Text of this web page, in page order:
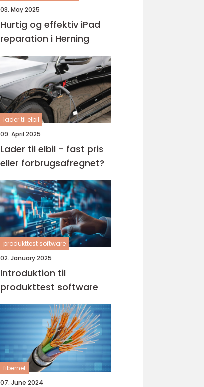
03. May 2025
Hurtig og effektiv iPad
reparation i Herning
lader til elbil
09. April 2025
Lader til elbil - fast pris
eller forbrugsafregnet?
produkttest software
02. January 2025
Introduktion til
produkttest software
fibernet
07. June 2024